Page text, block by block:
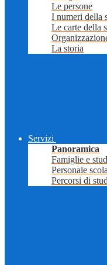
Le persone
I numeri della
Le carte della
La storia
Servizi
Panoramica
Famiglie e
Personale
Percorsi di